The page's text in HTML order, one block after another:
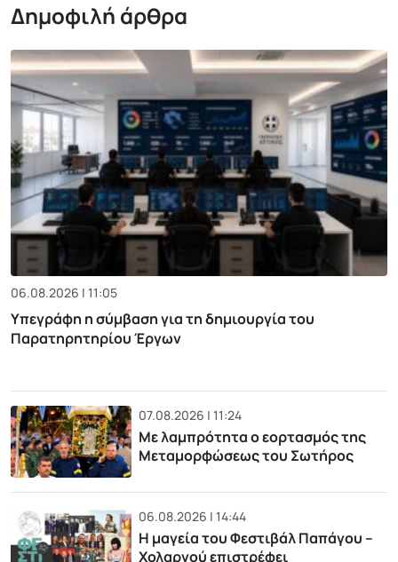
Δημοφιλή άρθρα
06.08.2026 | 11:05
Υπεγράφη η σύμβαση για τη δημιουργία του
Παρατηρητηρίου Έργων
07.08.2026 | 11:24
Με λαμπρότητα ο εορτασμός της
Μεταμορφώσεως του Σωτήρος
06.08.2026 | 14:44
Η μαγεία του Φεστιβάλ Παπάγου –
Χολαργού επιστρέφει